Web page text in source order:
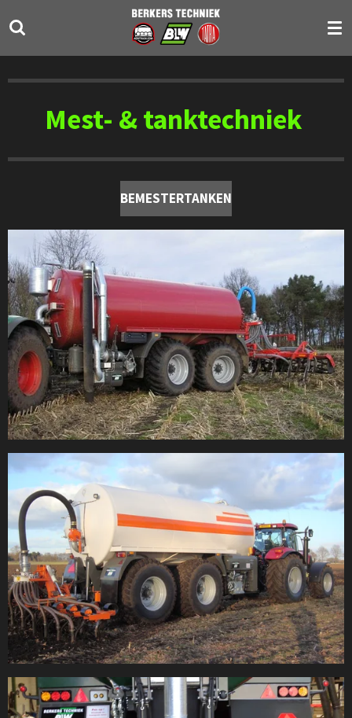
Ga
direct
naar
de
Mest- & tanktechniek
BEMESTERTANKEN